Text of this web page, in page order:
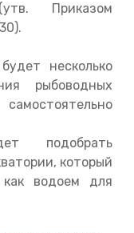
Приказом
несколько
рыбоводных
подобрать
который
как водоем для